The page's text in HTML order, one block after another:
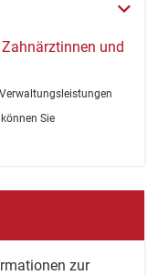
und
Sie
zur